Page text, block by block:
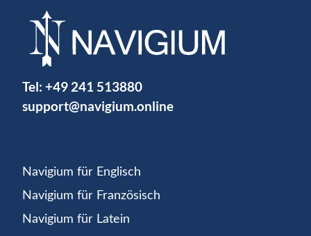
Tel: +49 241 513880
support@navigium.online
Navigium für Englisch
Navigium für Französisch
Navigium für Latein